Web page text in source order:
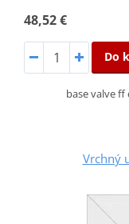
48,52 €
Do
base valve ff
Vrchný